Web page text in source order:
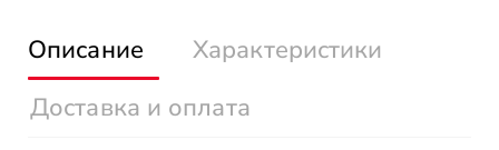
Описание
Характеристики
Доставка и оплата